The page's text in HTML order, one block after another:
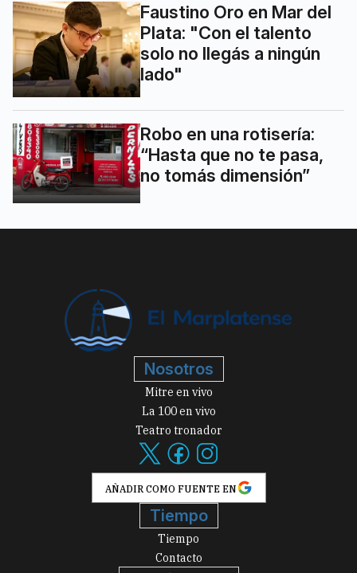
Faustino Oro en Mar del
Plata: "Con el talento
solo no llegás a ningún
lado"
Robo en una rotisería:
“Hasta que no te pasa,
no tomás dimensión”
Nosotros
Mitre en vivo
La 100 en vivo
Teatro tronador
AÑADIR COMO FUENTE EN
Tiempo
Tiempo
Contacto